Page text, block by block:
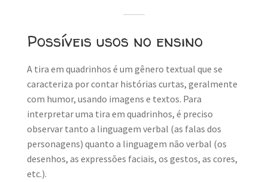
Possíveis usos no ensino
A tira em quadrinhos é um gênero textual que se
caracteriza por contar histórias curtas, geralmente
com humor, usando imagens e textos. Para
interpretar uma tira em quadrinhos, é preciso
observar tanto a linguagem verbal (as falas dos
personagens) quanto a linguagem não verbal (os
desenhos, as expressões faciais, os gestos, as cores,
etc.).